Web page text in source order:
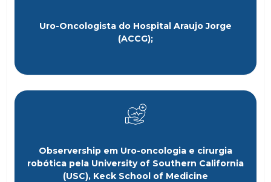
Uro-Oncologista do Hospital Araujo Jorge
(ACCG);
Observership em Uro-oncologia e cirurgia
robótica pela University of Southern California
(USC), Keck School of Medicine